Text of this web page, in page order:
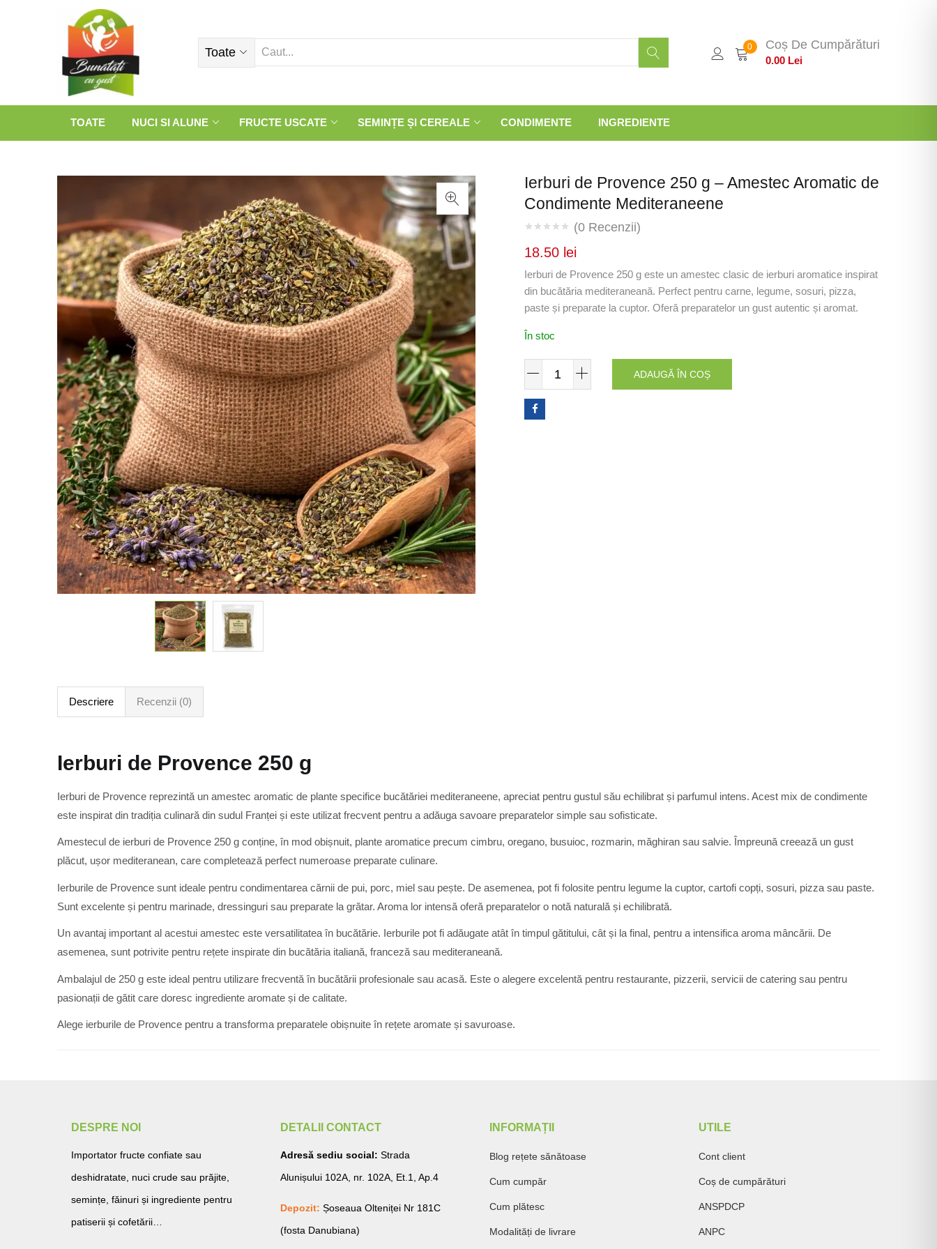
Toate 0 Coș De Cumpărături
0.00 Lei
TOATE NUCI SI ALUNE FRUCTE USCATE SEMINȚE ȘI CEREALE CONDIMENTE INGREDIENTE
Ierburi de Provence 250 g – Amestec Aromatic de
Condimente Mediteraneene
(0 Recenzii)
18.50 lei
Ierburi de Provence 250 g este un amestec clasic de ierburi aromatice inspirat
din bucătăria mediteraneană. Perfect pentru carne, legume, sosuri, pizza,
paste și preparate la cuptor. Oferă preparatelor un gust autentic și aromat.
În stoc
ADAUGĂ ÎN COȘ
Descriere Recenzii (0)
Ierburi de Provence 250 g
Ierburi de Provence reprezintă un amestec aromatic de plante specifice bucătăriei mediteraneene, apreciat pentru gustul său echilibrat și parfumul intens. Acest mix de condimente
este inspirat din tradiția culinară din sudul Franței și este utilizat frecvent pentru a adăuga savoare preparatelor simple sau sofisticate.
Amestecul de ierburi de Provence 250 g conține, în mod obișnuit, plante aromatice precum cimbru, oregano, busuioc, rozmarin, măghiran sau salvie. Împreună creează un gust
plăcut, ușor mediteranean, care completează perfect numeroase preparate culinare.
Ierburile de Provence sunt ideale pentru condimentarea cărnii de pui, porc, miel sau pește. De asemenea, pot fi folosite pentru legume la cuptor, cartofi copți, sosuri, pizza sau paste.
Sunt excelente și pentru marinade, dressinguri sau preparate la grătar. Aroma lor intensă oferă preparatelor o notă naturală și echilibrată.
Un avantaj important al acestui amestec este versatilitatea în bucătărie. Ierburile pot fi adăugate atât în timpul gătitului, cât și la final, pentru a intensifica aroma mâncării. De
asemenea, sunt potrivite pentru rețete inspirate din bucătăria italiană, franceză sau mediteraneană.
Ambalajul de 250 g este ideal pentru utilizare frecventă în bucătării profesionale sau acasă. Este o alegere excelentă pentru restaurante, pizzerii, servicii de catering sau pentru
pasionații de gătit care doresc ingrediente aromate și de calitate.
Alege ierburile de Provence pentru a transforma preparatele obișnuite în rețete aromate și savuroase.
DESPRE NOI
Importator fructe confiate sau
deshidratate, nuci crude sau prăjite,
semințe, făinuri și ingrediente pentru
patiserii și cofetării…
DETALII CONTACT
Adresă sediu social: Strada
Alunișului 102A, nr. 102A, Et.1, Ap.4
Depozit: Șoseaua Olteniței Nr 181C
(fosta Danubiana)
INFORMAȚII
Blog rețete sănătoase
Cum cumpăr
Cum plătesc
Modalități de livrare
UTILE
Cont client
Coș de cumpărături
ANSPDCP
ANPC